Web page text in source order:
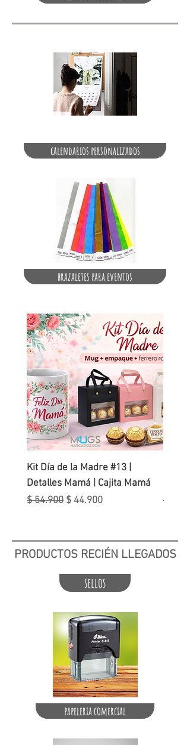
calendarios personalizados
brazaletes para eventos
Kit Día de la Madre #13 |
Detalles Mamá | Cajita Mamá
Precio
$ 54.900 Precio de oferta
$ 44.900
Precio
$
PRODUCTOS RECIÉN LLEGADOS
sellos
papeleria comercial